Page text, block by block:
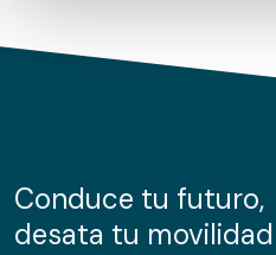
de cookies.
información sobre el uso que
nuestros partners de redes
Conduce tu futuro,
desata tu movilidad